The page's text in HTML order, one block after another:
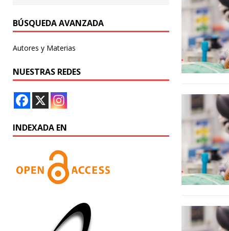
BÚSQUEDA AVANZADA
Autores y Materias
NUESTRAS REDES
INDEXADA EN